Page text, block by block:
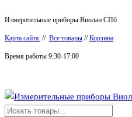
к
содержимому
Измерительные приборы Виолан СПб
Карта сайта // Все товары //Корзина
Время работы 9:30-17:00